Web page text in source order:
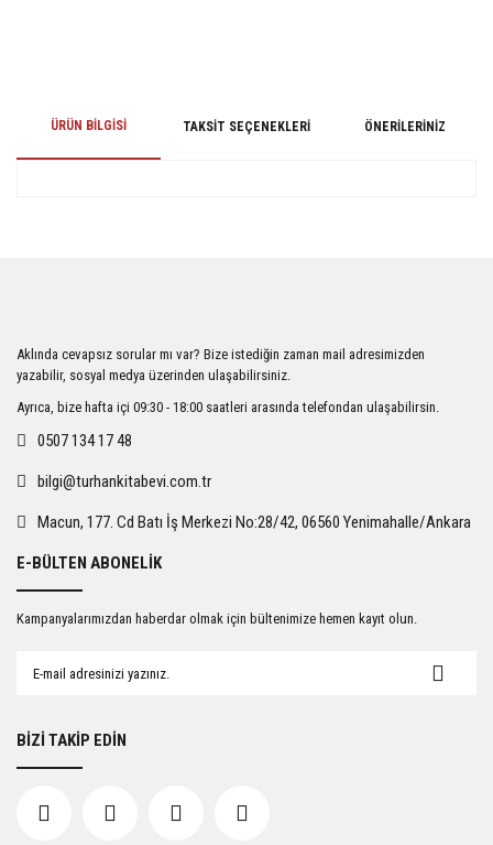
ÜRÜN BILGISI TAKSIT SEÇENEKLERI ÖNERILERINIZ
Ürün açıklamasında eksik bilgiler bulunuyor.
Ürün bilgilerinde hatalar bulunuyor.
Ürün fiyatı diğer sitelerden daha pahalı.
Gönder
Aklında cevapsız sorular mı var? Bize istediğin zaman mail adresimizden
yazabilir, sosyal medya üzerinden ulaşabilirsiniz.
Ayrıca, bize hafta içi 09:30 - 18:00 saatleri arasında telefondan ulaşabilirsin.
0507 134 17 48
bilgi@turhankitabevi.com.tr
Macun, 177. Cd Batı İş Merkezi No:28/42, 06560 Yenimahalle/Ankara
E-BÜLTEN ABONELİK
Kampanyalarımızdan haberdar olmak için bültenimize hemen kayıt olun.
BİZİ TAKİP EDİN